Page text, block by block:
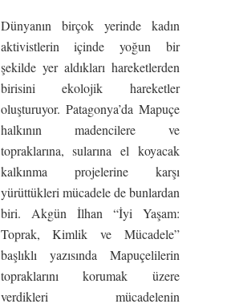
Dünyanın birçok yerinde kadın
aktivistlerin içinde yoğun bir
şekilde yer aldıkları hareketlerden
birisini ekolojik hareketler
oluşturuyor. Patagonya’da Mapuçe
halkının madencilere ve
topraklarına, sularına el koyacak
kalkınma projelerine karşı
yürüttükleri mücadele de bunlardan
biri. Akgün İlhan “İyi Yaşam:
Toprak, Kimlik ve Mücadele”
başlıklı yazısında Mapuçelilerin
topraklarını korumak üzere
verdikleri mücadelenin